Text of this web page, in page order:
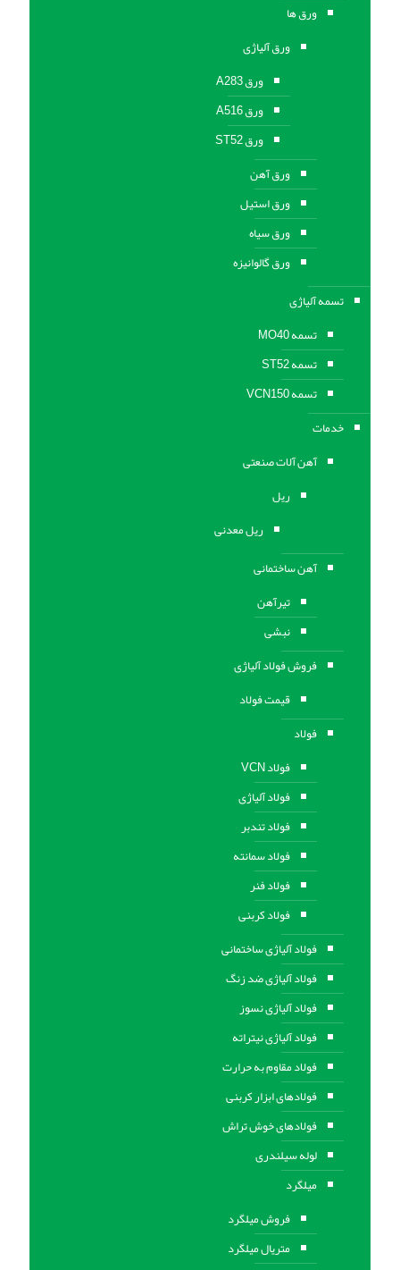
ورق ها
ورق آلیاژی
ورق A283
ورق A516
ورق ST52
ورق آهن
ورق استیل
ورق سیاه
ورق گالوانیزه
تسمه آلیاژی
تسمه MO40
تسمه ST52
تسمه VCN150
خدمات
آهن آلات صنعتی
ریل
ریل معدنی
آهن ساختمانی
تیرآهن
نبشی
فروش فولاد آلیاژی
قیمت فولاد
فولاد
فولاد VCN
فولاد آلیاژی
فولاد تندبر
فولاد سمانته
فولاد فنر
فولاد کربنی
فولاد آلیاژی ساختمانی
فولاد آلیاژی ضد زنگ
فولاد آلیاژی نسوز
فولاد آلیاژی نیتراته
فولاد مقاوم به حرارت
فولادهای ابزار کربنی
فولادهای خوش تراش
لوله سیلندری
میلگرد
فروش میلگرد
متریال میلگرد